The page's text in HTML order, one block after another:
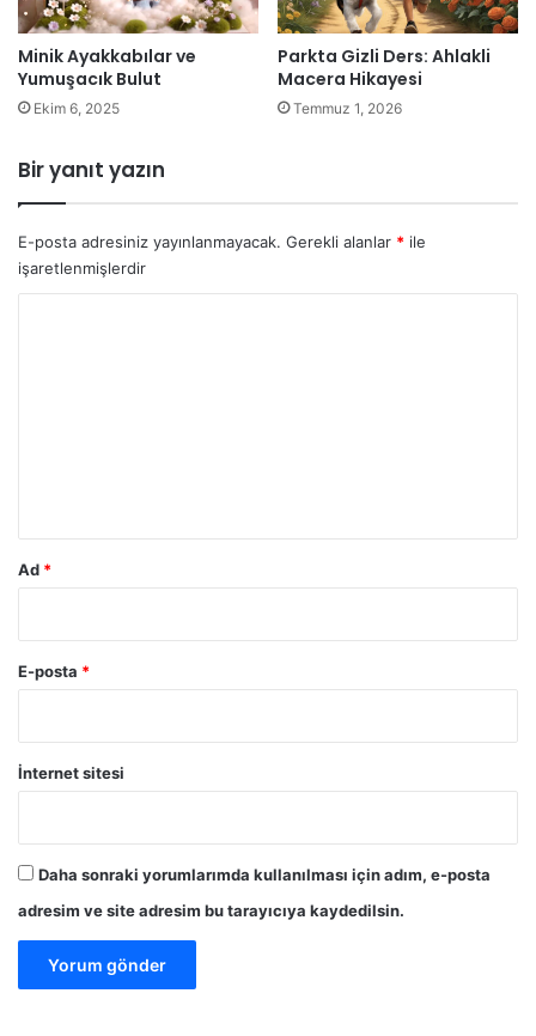
Minik Ayakkabılar ve
Yumuşacık Bulut
Ekim 6, 2025
Parkta Gizli Ders: Ahlakli
Macera Hikayesi
Temmuz 1, 2026
Bir yanıt yazın
E-posta adresiniz yayınlanmayacak. Gerekli alanlar * ile
işaretlenmişlerdir
Ad *
E-posta *
İnternet sitesi
Daha sonraki yorumlarımda kullanılması için adım, e-posta
adresim ve site adresim bu tarayıcıya kaydedilsin.